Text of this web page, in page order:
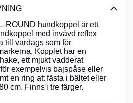
ROUND hundkoppel är ett
med invävd reflex
till vardags som för
Kopplet har en
ett mjukt vadderat
exempelvis bajspåse eller
en ring att fästa i bältet eller
cm. Finns i tre färger.